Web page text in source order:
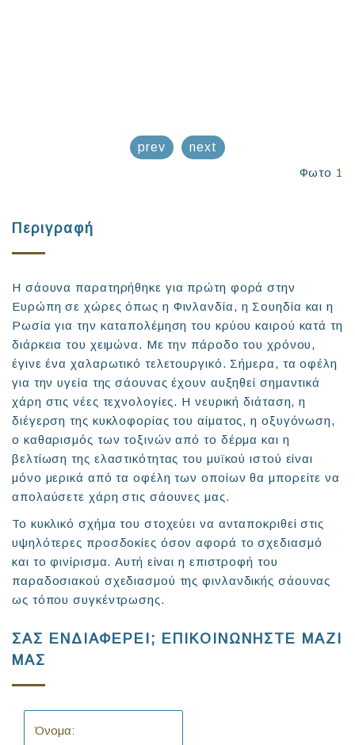
prev
next
Φωτο 1
Περιγραφή
Η σάουνα παρατηρήθηκε για πρώτη φορά στην
Ευρώπη σε χώρες όπως η Φινλανδία, η Σουηδία και η
Ρωσία για την καταπολέμηση του κρύου καιρού κατά τη
διάρκεια του χειμώνα. Με την πάροδο του χρόνου,
έγινε ένα χαλαρωτικό τελετουργικό. Σήμερα, τα οφέλη
για την υγεία της σάουνας έχουν αυξηθεί σημαντικά
χάρη στις νέες τεχνολογίες. Η νευρική διάταση, η
διέγερση της κυκλοφορίας του αίματος, η οξυγόνωση,
ο καθαρισμός των τοξινών από το δέρμα και η
βελτίωση της ελαστικότητας του μυϊκού ιστού είναι
μόνο μερικά από τα οφέλη των οποίων θα μπορείτε να
απολαύσετε χάρη στις σάουνες μας.
Το κυκλικό σχήμα του στοχεύει να ανταποκριθεί στις
υψηλότερες προσδοκίες όσον αφορά το σχεδιασμό
και το φινίρισμα. Αυτή είναι η επιστροφή του
παραδοσιακού σχεδιασμού της φινλανδικής σάουνας
ως τόπου συγκέντρωσης.
ΣΑΣ ΕΝΔΙΑΦΕΡΕΙ; ΕΠΙΚΟΙΝΩΝΗΣΤΕ ΜΑΖΙ
ΜΑΣ